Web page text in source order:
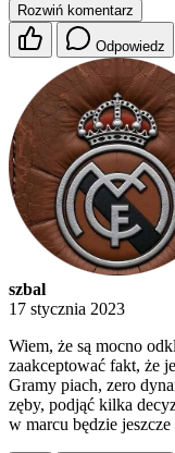
Rozwiń komentarz
Odpowiedz
szbal
17 stycznia 2023
Wiem, że są mocno
zaakceptować fakt, że
Gramy piach, zero
zęby, podjąć kilka
w marcu będzie jeszcze